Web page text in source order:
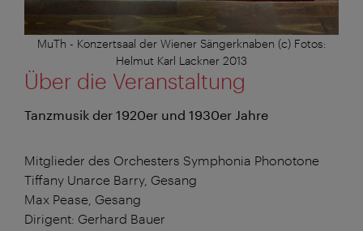
MuTh - Konzertsaal der Wiener Sängerknaben (c) Fotos:
Helmut Karl Lackner 2013
Über die Veranstaltung
Tanzmusik der 1920er und 1930er Jahre
Mitglieder des Orchesters Symphonia Phonotone
Tiffany Unarce Barry, Gesang
Max Pease, Gesang
Dirigent: Gerhard Bauer